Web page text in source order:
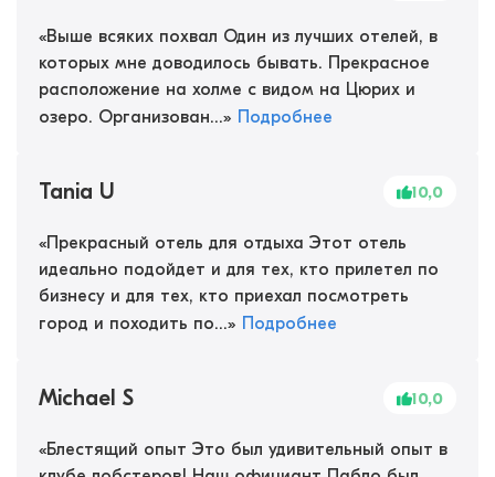
«Выше всяких похвал Один из лучших отелей, в
которых мне доводилось бывать. Прекрасное
расположение на холме с видом на Цюрих и
озеро. Организован...» Подробнее
Tania U 10,0
«Прекрасный отель для отдыха Этот отель
идеально подойдет и для тех, кто прилетел по
бизнесу и для тех, кто приехал посмотреть
город и походить по...» Подробнее
Michael S 10,0
«Блестящий опыт Это был удивительный опыт в